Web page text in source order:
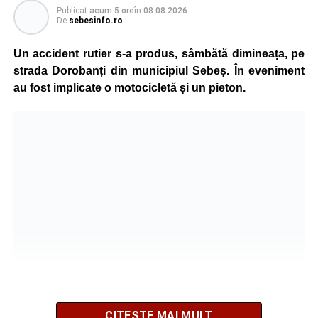
În urma impactului, femeia a suferit leziuni corporale
îngrijiri medicale de specialitate.
Motociclistul a fost testat cu aparatul etilotest, rezultatul
Publicat acum 5 oreîn 08.08.2026
De sebesinfo.ro
Un accident rutier s-a produs, sâmbătă dimineața, pe
strada Dorobanți din municipiul Sebeș. În eveniment
au fost implicate o motocicletă și un pieton.